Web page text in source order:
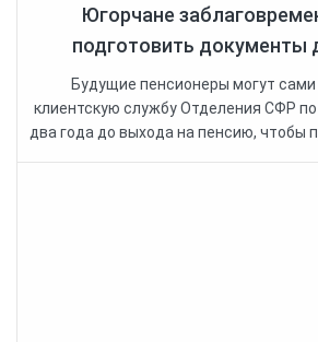
Югорчане
подготовить документы
Будущие пенсионеры могут сами
клиентскую службу Отделения СФР
два года до выхода на пенсию, чтобы